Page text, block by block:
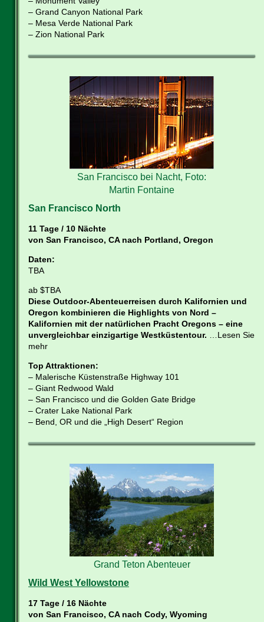
– Grand Canyon National Park
– Mesa Verde National Park
– Zion National Park
San Francisco bei Nacht, Foto:
Martin Fontaine
San Francisco North
11 Tage / 10 Nächte
von San Francisco, CA nach Portland, Oregon
Daten:
TBA
ab $TBA
Diese Outdoor-Abenteuerreisen durch Kalifornien und
Oregon kombinieren die Highlights von Nord –
Kalifornien mit der natürlichen Pracht Oregons – eine
unvergleichbar einzigartige Westküstentour. …Lesen Sie
mehr
Top Attraktionen:
– Malerische Küstenstraße Highway 101
– Giant Redwood Wald
– San Francisco und die Golden Gate Bridge
– Crater Lake National Park
– Bend, OR und die „High Desert“ Region
Grand Teton Abenteuer
Wild West Yellowstone
17 Tage / 16 Nächte
von San Francisco, CA nach Cody, Wyoming